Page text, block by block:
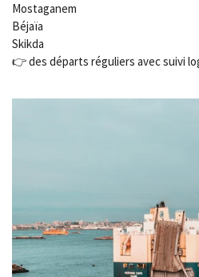
Mostaganem
Béjaïa
Skikda
👉 des départs réguliers avec suivi